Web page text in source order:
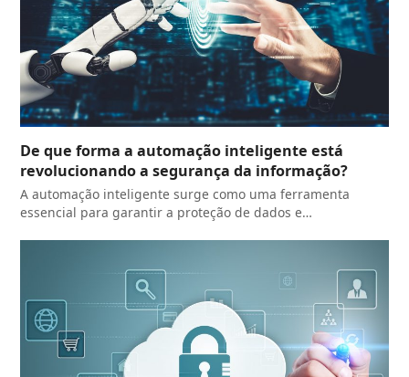
De que forma a automação inteligente está
revolucionando a segurança da informação?
A automação inteligente surge como uma ferramenta
essencial para garantir a proteção de dados e…